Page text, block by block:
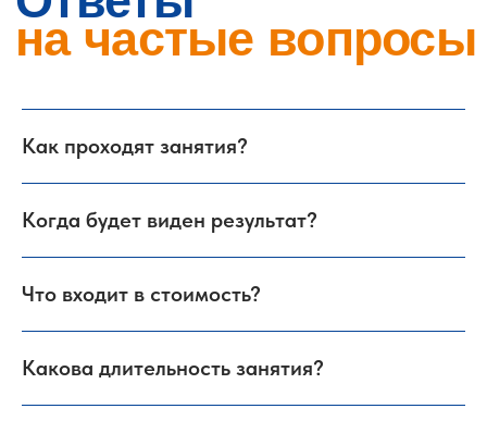
Как проходят занятия?
Когда будет виден результат?
Что входит в стоимость?
Какова длительность занятия?